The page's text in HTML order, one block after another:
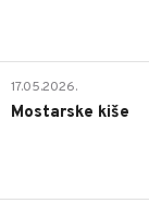
17.05.2026.
Mostarske kiše